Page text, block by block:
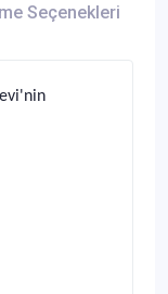
Seçenekleri